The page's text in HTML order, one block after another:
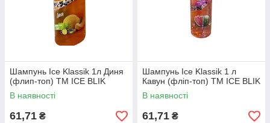
Шампунь Ice Klassik 1л Диня
(флип-топ) ТМ ICE BLIK
В наявності
61,71 ₴
Шампунь Ice Klassik 1 л
Кавун (фліп-топ) ТМ ICE BLIK
В наявності
61,71 ₴